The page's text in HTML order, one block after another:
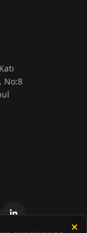
No:8